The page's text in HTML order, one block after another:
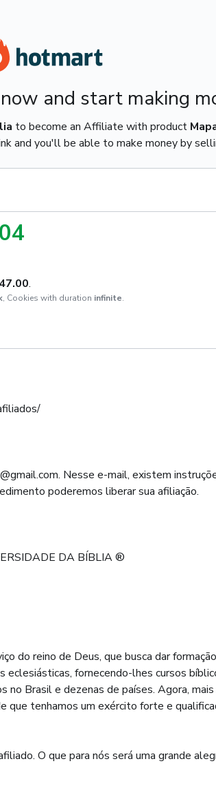
and start making
to become an Affiliate with product
and you'll be able to make money by
.
, Cookies with duration infinite.
Nesse e-mail, existem
poderemos liberar sua afiliação.
DA BÍBLIA ®
do reino de Deus, que busca dar
fornecendo-lhes cursos
Brasil e dezenas de países. Agora,
tenhamos um exército forte e
O que para nós será uma grande